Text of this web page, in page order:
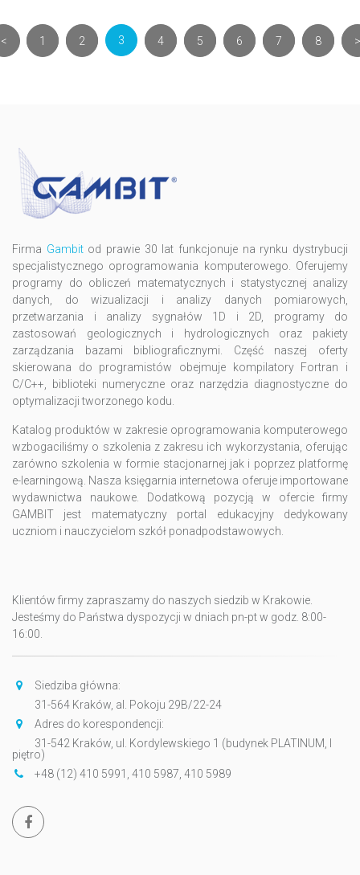
< 1 2 3(current)
4 5 6 7 8 >
Firma Gambitod prawie 30 lat funkcjonuje na rynku dystrybucji
specjalistycznego oprogramowania komputerowego. Oferujemy
programy do obliczeń matematycznych i statystycznej analizy
danych, do wizualizacji i analizy danych pomiarowych,
przetwarzania i analizy sygnałów 1D i 2D, programy do
zastosowań geologicznych i hydrologicznych oraz pakiety
zarządzania bazami bibliograficznymi. Część naszej oferty
skierowana do programistów obejmuje kompilatory Fortran i
C/C++, biblioteki numeryczne oraz narzędzia diagnostyczne do
optymalizacji tworzonego kodu.
Katalog produktów w zakresie oprogramowania komputerowego
wzbogaciliśmy o szkolenia z zakresu ich wykorzystania, oferując
zarówno szkolenia w formie stacjonarnej jak i poprzez platformę
e-learningową. Nasza księgarnia internetowa oferuje importowane
wydawnictwa naukowe. Dodatkową pozycją w ofercie firmy
GAMBIT jest matematyczny portal edukacyjny dedykowany
uczniom i nauczycielom szkół ponadpodstawowych.
Klientów firmy zapraszamy do naszych siedzib w Krakowie.
Jesteśmy do Państwa dyspozycji w dniach pn-pt w godz. 8:00-
16:00.
Siedziba główna:
31-564 Kraków, al. Pokoju 29B/22-24
Adres do korespondencji:
31-542 Kraków, ul. Kordylewskiego 1 (budynek PLATINUM, I
piętro)
+48 (12) 410 5991, 410 5987, 410 5989